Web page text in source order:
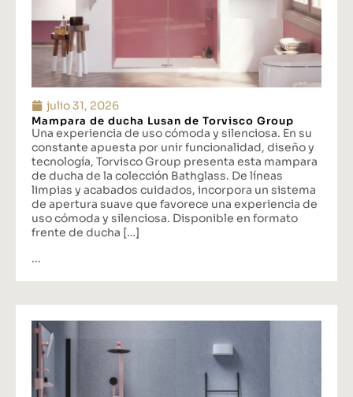
julio 31, 2026
Mampara de ducha Lusan de Torvisco Group
Una experiencia de uso cómoda y silenciosa. En su
constante apuesta por unir funcionalidad, diseño y
tecnología, Torvisco Group presenta esta mampara
de ducha de la colección Bathglass. De líneas
limpias y acabados cuidados, incorpora un sistema
de apertura suave que favorece una experiencia de
uso cómoda y silenciosa. Disponible en formato
frente de ducha […]
...